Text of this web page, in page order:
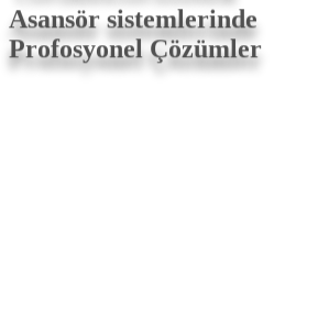
Asansör sistemlerinde
Profosyonel Çözümler